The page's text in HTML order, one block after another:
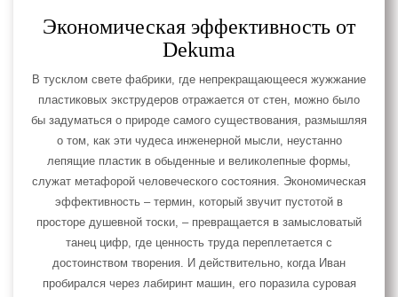
Экономическая эффективность от
Dekuma
В тусклом свете фабрики, где непрекращающееся жужжание
пластиковых экструдеров отражается от стен, можно было
бы задуматься о природе самого существования, размышляя
о том, как эти чудеса инженерной мысли, неустанно
лепящие пластик в обыденные и великолепные формы,
служат метафорой человеческого состояния. Экономическая
эффективность – термин, который звучит пустотой в
просторе душевной тоски, – превращается в замысловатый
танец цифр, где ценность труда переплетается с
достоинством творения. И действительно, когда Иван
пробирался через лабиринт машин, его поразила суровая